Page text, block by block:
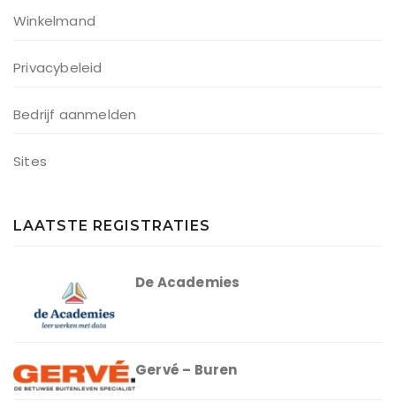
Winkelmand
Privacybeleid
Bedrijf aanmelden
Sites
LAATSTE REGISTRATIES
De Academies
Gervé – Buren